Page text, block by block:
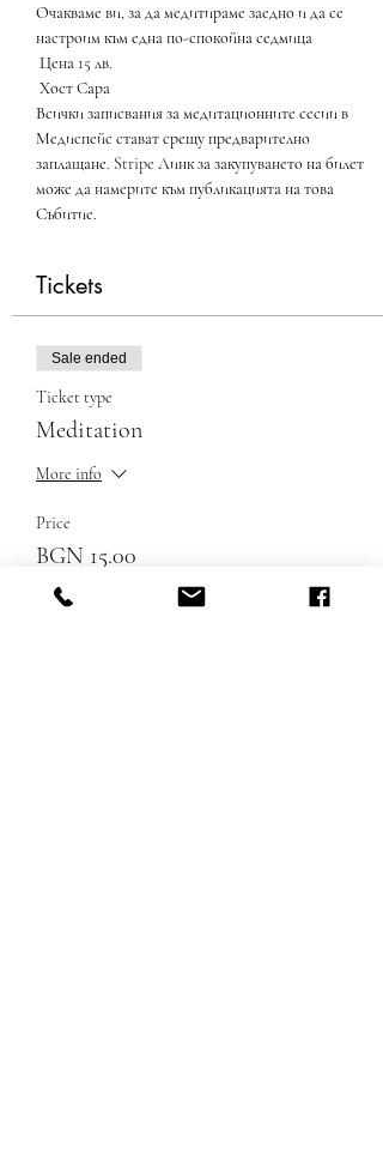
Очакваме ви, за да медитираме заедно и да се
настроим към една по-спокойна седмица
Цена 15 лв.
Хост Сара
Всички записвания за медитационните сесии в
Медиспейс стават срещу предварително
заплащане. Stripe Линк за закупуването на билет
може да намерите към публикацията на това
Събитие.
Tickets
Sale ended
Ticket type
Meditation
More info
Price
BGN 15.00
+BGN 0.38 ticket service fee